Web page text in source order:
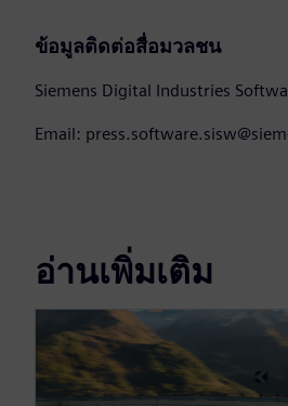
ข้อมูลติดต่อสื่อมวลชน
Siemens Digital Industries
Email:
อ่านเพิ่มเติม